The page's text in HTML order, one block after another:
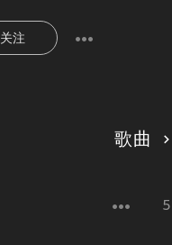
关注
歌曲
5